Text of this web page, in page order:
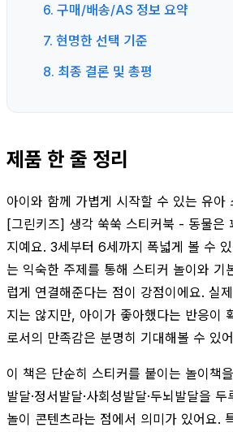
6. 구매/배송/AS 정보 요약
7. 현명한 선택 기준
8. 최종 결론 및 총평
제품 한 줄 정리
아이와 함께 가볍게 시작할 수 있는 유아
[그린키즈] 생각 쑥쑥 스티커북 - 동물은
지예요. 3세부터 6세까지 폭넓게 볼 수
는 익숙한 주제를 통해 스티커 놀이와 기
럽게 연결해준다는 점이 강점이에요. 실
지는 않지만, 아이가 좋아했다는 반응이
로서의 만족감은 분명히 기대해볼 수 있
이 책은 단순히 스티커를 붙이는 놀이책
발달·정서발달·사회성발달·두뇌발달을
놀이 콘텐츠라는 점에서 의미가 있어요.